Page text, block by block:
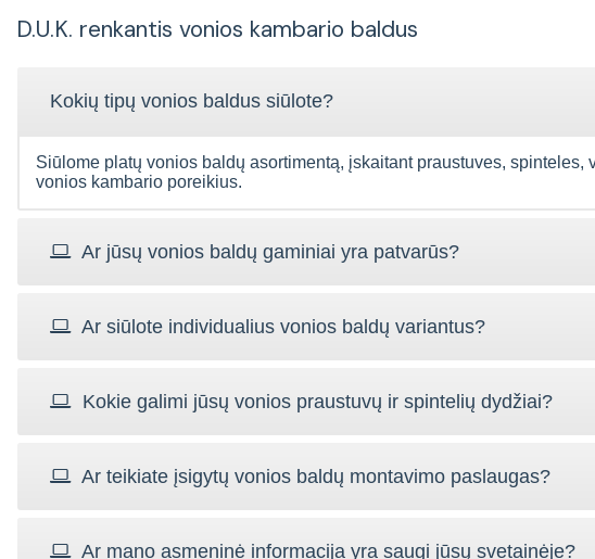
D.U.K. renkantis vonios kambario baldus
Kokių tipų vonios baldus siūlote?
Siūlome platų vonios baldų asortimentą, įskaitant praustuves,
vonios kambario poreikius.
Ar jūsų vonios baldų gaminiai yra patvarūs?
Ar siūlote individualius vonios baldų variantus?
Kokie galimi jūsų vonios praustuvų ir spintelių dydžiai?
Ar teikiate įsigytų vonios baldų montavimo paslaugas?
Ar mano asmeninė informacija yra saugi jūsų svetainėje?